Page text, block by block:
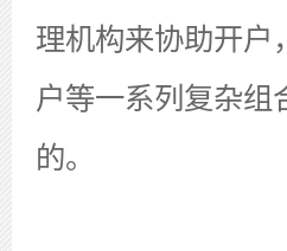
理机构来协助开户
户等一系列复杂组
的。